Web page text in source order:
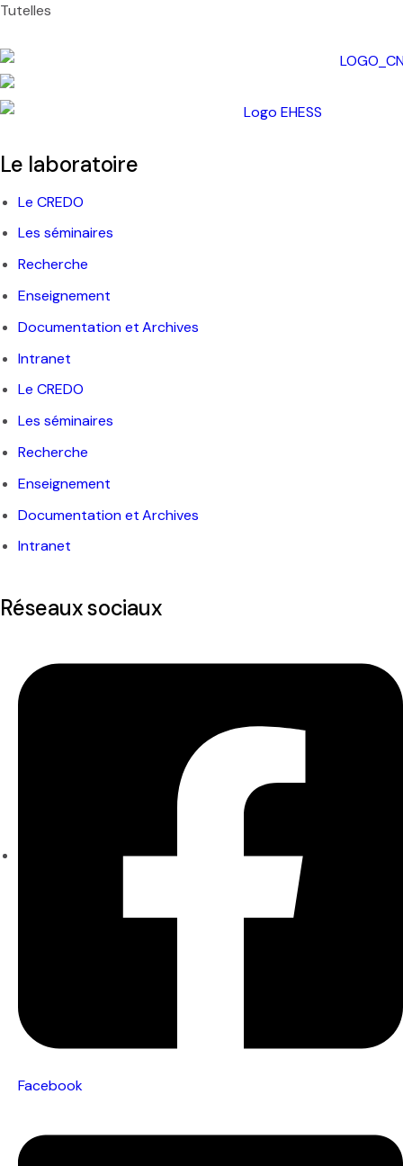
Tutelles
Le laboratoire
Le CREDO
Les séminaires
Recherche
Enseignement
Documentation et Archives
Intranet
Le CREDO
Les séminaires
Recherche
Enseignement
Documentation et Archives
Intranet
Réseaux sociaux
Facebook